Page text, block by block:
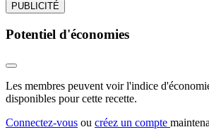
PUBLICITÉ
Potentiel d'économies
Les membres peuvent voir l'indice
disponibles pour cette recette.
Connectez-vous ou créez un compte